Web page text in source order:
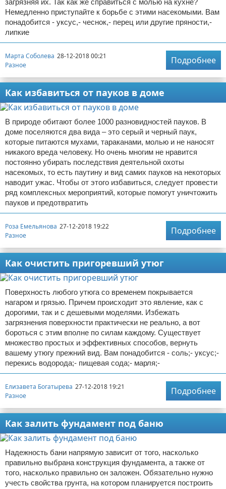
загрязняя их. Так как же справиться с молью на кухне?
Немедленно приступайте к борьбе с этими насекомыми. Вам
понадобится - уксус,- чеснок,- перец или другие пряности,-
липкие
Марта Соболева 28-12-2018 00:21
Разное
Подробнее
Как избавиться от пауков в доме
В природе обитают более 1000 разновидностей пауков. В
доме поселяются два вида – это серый и черный паук,
которые питаются мухами, тараканами, молью и не наносят
никакого вреда человеку. Но очень многим не нравится
постоянно убирать последствия деятельной охоты
насекомых, то есть паутину и вид самих пауков на некоторых
наводит ужас. Чтобы от этого избавиться, следует провести
ряд комплексных мероприятий, которые помогут уничтожить
пауков и предотвратить
Роза Емельянова 27-12-2018 19:22
Разное
Подробнее
Как очистить пригоревший утюг
Поверхность любого утюга со временем покрывается
нагаром и грязью. Причем происходит это явление, как с
дорогими, так и с дешевыми моделями. Избежать
загрязнения поверхности практически не реально, а вот
бороться с этим вполне по силам каждому. Существует
множество простых и эффективных способов, вернуть
вашему утюгу прежний вид. Вам понадобится - соль;- уксус;-
перекись водорода;- пищевая сода;- марля;-
Елизавета Богатырева 27-12-2018 19:21
Разное
Подробнее
Как залить фундамент под баню
Надежность бани напрямую зависит от того, насколько
правильно выбрана конструкция фундамента, а также от
того, насколько правильно он заложен. Обязательно нужно
учесть свойства грунта, на котором планируется построить